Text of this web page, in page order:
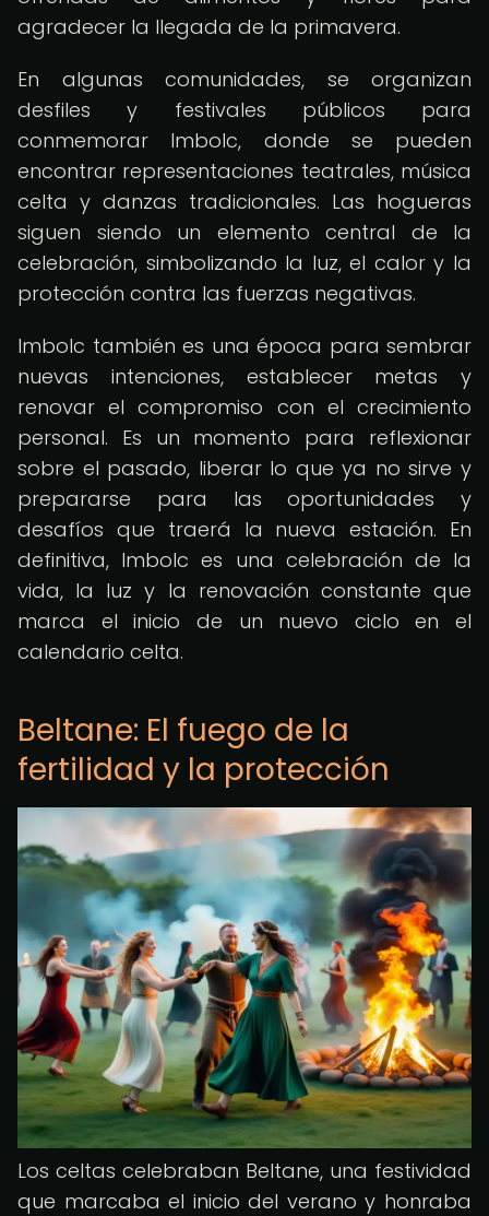
agradecer la llegada de la primavera.
En algunas comunidades, se organizan
desfiles y festivales públicos para
conmemorar Imbolc, donde se pueden
encontrar representaciones teatrales, música
celta y danzas tradicionales. Las hogueras
siguen siendo un elemento central de la
celebración, simbolizando la luz, el calor y la
protección contra las fuerzas negativas.
Imbolc también es una época para sembrar
nuevas intenciones, establecer metas y
renovar el compromiso con el crecimiento
personal. Es un momento para reflexionar
sobre el pasado, liberar lo que ya no sirve y
prepararse para las oportunidades y
desafíos que traerá la nueva estación. En
definitiva, Imbolc es una celebración de la
vida, la luz y la renovación constante que
marca el inicio de un nuevo ciclo en el
calendario celta.
Beltane: El fuego de la
fertilidad y la protección
Los celtas celebraban Beltane, una festividad
que marcaba el inicio del verano y honraba